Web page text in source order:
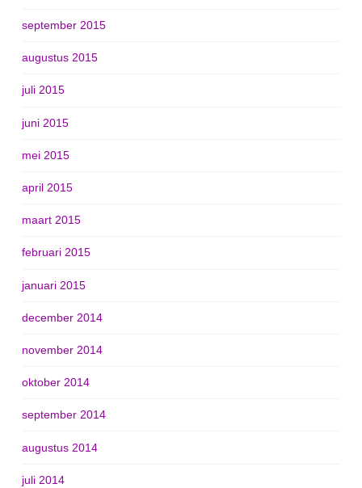
september 2015
augustus 2015
juli 2015
juni 2015
mei 2015
april 2015
maart 2015
februari 2015
januari 2015
december 2014
november 2014
oktober 2014
september 2014
augustus 2014
juli 2014